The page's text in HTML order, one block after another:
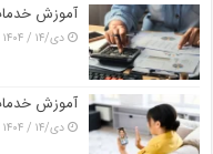
آموزش
دی/۱۴ / ۱۴۰۴
آموزش
دی/۱۴ / ۱۴۰۴